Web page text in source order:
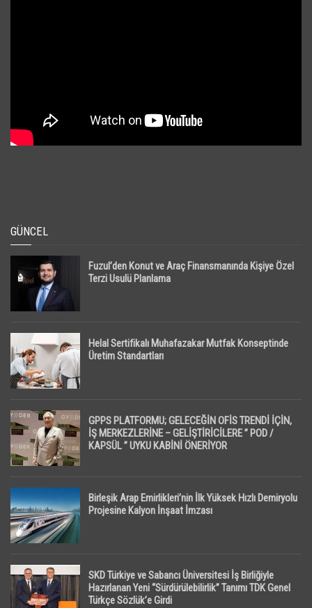
GÜNCEL
Fuzul’den Konut ve Araç Finansmanında Kişiye Özel
Terzi Usulü Planlama
Helal Sertifikalı Muhafazakar Mutfak Konseptinde
Üretim Standartları
GPPS PLATFORMU; GELECEĞİN OFİS TRENDİ İÇİN,
İŞ MERKEZLERİNE – GELİŞTİRİCİLERE ” POD /
KAPSÜL ” UYKU KABİNİ ÖNERİYOR
Birleşik Arap Emirlikleri’nin İlk Yüksek Hızlı Demiryolu
Projesine Kalyon İnşaat İmzası
SKD Türkiye ve Sabancı Üniversitesi İş Birliğiyle
Hazırlanan Yeni “Sürdürülebilirlik” Tanımı TDK Genel
Türkçe Sözlük’e Girdi